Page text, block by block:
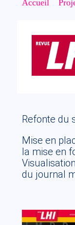
Accueil
Refonte du
Mise en
la mise en
du journal